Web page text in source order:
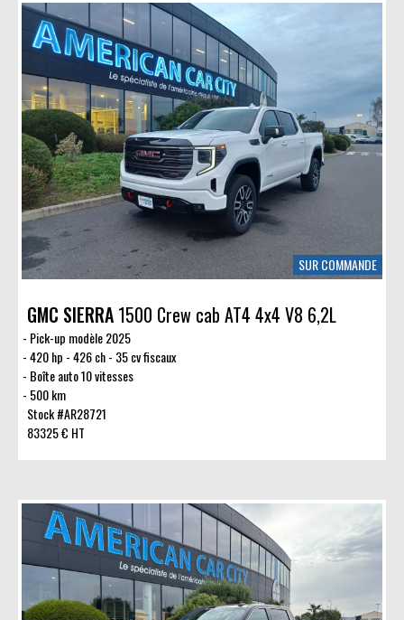
SUR COMMANDE
GMC SIERRA 1500 Crew cab AT4 4x4 V8 6,2L
Pick-up modèle 2025
420 hp - 426 ch - 35 cv fiscaux
Boîte auto 10 vitesses
500 km
Stock #AR28721
83325 € HT